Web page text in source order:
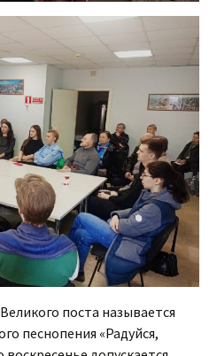
поста называется
песнопения «Радуйся,